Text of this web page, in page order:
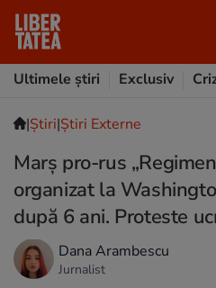
Ultimele știri
Exclusiv
|Ştiri|Știri Externe
Marș pro-rus
organizat la
după 6 ani. Proteste
Dana Arambescu
Jurnalist